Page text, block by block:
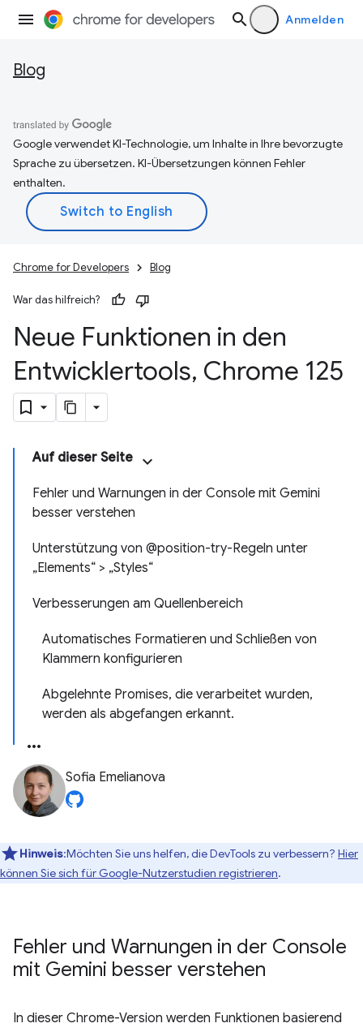
Anmelden
Blog
Google verwendet KI-Technologie, um Inhalte in Ihre bevorzugte
Sprache zu übersetzen. KI-Übersetzungen können Fehler
enthalten.
Chrome for Developers Blog
War das hilfreich?
Neue Funktionen in den
Entwicklertools, Chrome 125
Auf dieser Seite
Fehler und Warnungen in der Console mit Gemini
besser verstehen
Unterstützung von @position-try-Regeln unter
„Elements“ > „Styles“
Verbesserungen am Quellenbereich
Automatisches Formatieren und Schließen von
Klammern konfigurieren
Abgelehnte Promises, die verarbeitet wurden,
werden als abgefangen erkannt.
Sofia Emelianova
Hinweis:Möchten Sie uns helfen, die DevTools zu verbessern? Hier
können Sie sich für Google-Nutzerstudien registrieren.
Fehler und Warnungen in der Console
mit Gemini besser verstehen
In dieser Chrome-Version werden Funktionen basierend